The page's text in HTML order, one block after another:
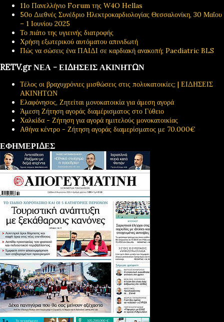
11ο Πανελλήνιο Forum της W4O Hellas
50ο Διεθνές Συνέδριο Ηλεκτροκαρδιολογίας Θεσσαλονίκη, 30 Μαΐου
– 1 Ιουνίου 2025
Το πιάτο της υγιεινής διατροφής
Χρήση εξωτερικού αυτόματου απινιδωτή
Πώς να σώσεις ένα ΠΑΙΔΙ σε καρδιακή ανακοπή; Paediatric BLS
RETV.gr ΝΕΑ - ΕΙΔΗΣΕΙΣ ΑΚΙΝΗΤΩΝ
Τέλος οι βραχυχρόνιες μισθώσεις στις πολυκατοικίες; | ΕΙΔΗΣΕΙΣ
ΑΚΙΝΗΤΩΝ
Ελαφόνησος, Ζητείται μονοκατοικία για άμεση αγορά
Άμεση Ζήτηση αγοράς διαμέρισματος στο Γύθειο
Χαλκίδα - Ζήτηση για αγορά ημιτελούς μονοκατοικίας
Αθήνα κέντρο - Ζήτηση αγοράς διαμερίσματος με 70.000€
ΕΦΗΜΕΡΙΔΕΣ